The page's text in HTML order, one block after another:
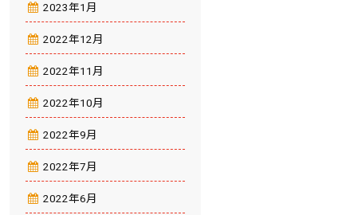
2023年1月
2022年12月
2022年11月
2022年10月
2022年9月
2022年7月
2022年6月